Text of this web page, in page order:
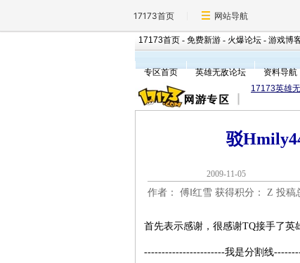
17173首页 网站导航
17173首页 - 免费新游 - 火爆论坛 - 游戏博
专区首页
英雄无敌论坛 资料导航
17173英雄
驳
2009-11-
作者： 傅‖红雪 获得积分： Z 投稿
首先表示感谢，很感谢TQ接手了英
-----------------------我是分割线